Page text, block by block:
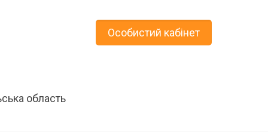
область
Особистий кабінет